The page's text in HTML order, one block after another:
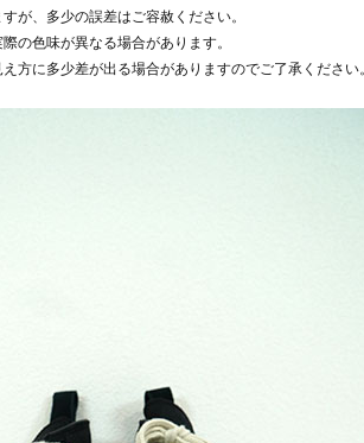
が、多少の誤差はご容赦ください。
の色味が異なる場合があります。
方に多少差が出る場合がありますのでご了承ください